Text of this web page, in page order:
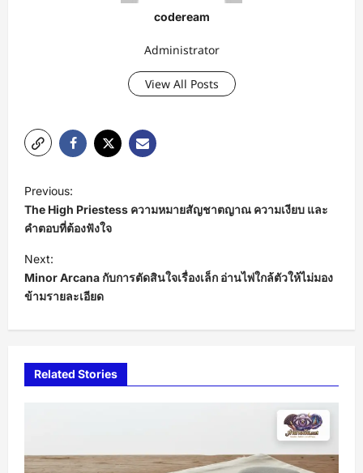
codeream
Administrator
View All Posts
o
s
t
n
a
v
g
i
Previous:
The High Priestess ความหมายสัญชาตญาณ ความเงียบ และ
คำตอบที่ต้องฟังใจ
Next:
Minor Arcana กับการตัดสินใจเรื่องเล็ก อ่านไพ่ใกล้ตัวให้ไม่มอง
ข้ามรายละเอียด
Related Stories